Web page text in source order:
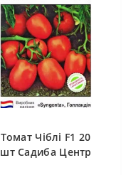
Томат Чіблі F1 20
шт Садиба Центр